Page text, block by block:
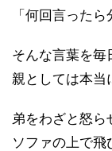
「何回言ったら
そんな言葉を毎
親としては本当
弟をわざと怒ら
ソファの上で飛